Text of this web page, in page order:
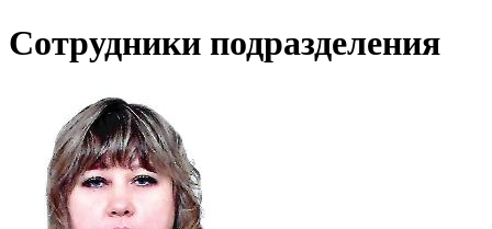
Сотрудники подразделения